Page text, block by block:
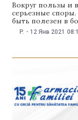
Вокруг пользы и
серьезные
быть полезен в
нарушениями
может нанести
воздействию
прежде. На нас
P. - 12 Янв 2021